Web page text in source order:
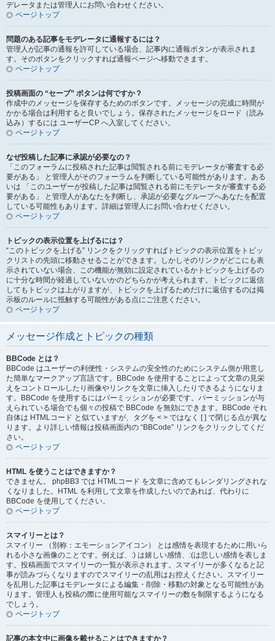
デレータまたは管理人にお問い合わせください。
ページトップ
問題のある記事をモデレータに通報するには？
管理人が記事の通報を許可している場合、記事内に通報ボタンが表示されま
す。そのボタンをクリックすれば通報ページへ移動できます。
ページトップ
投稿画面の “セーブ” ボタンは何ですか？
作成中のメッセージを保存するためのボタンです。メッセージの完成に時間が
かかる場合は利用すると良いでしょう。保存されたメッセージをロード（読み
込み）するには ユーザーCP へ入室してください。
ページトップ
なぜ投稿した記事に承認が必要なの？
「このフォーラムに投稿された記事は閲覧される前にモデレータが審査する必
要がある」 と管理人がそのフォーラムを判断している可能性があります。ある
いは 「このユーザーが投稿した記事は閲覧される前にモデレータが審査する必
要がある」 と管理人があなたを判断し、承認が必要なグループへあなたを配置
している可能性もあります。詳細は管理人にお問い合わせください。
ページトップ
トピックの表示位置を上げるには？
“このトピックを上げる” リンクをクリックすればトピックの表示位置をトピッ
クリストの先頭に移動させることができます。しかしそのリンクがどこにも表
示されていない場合、この機能が無効に設定されているかトピックを上げるの
に十分な時間が経過していないかのどちらかが考えられます。トピックに返信
してもトピックは上がりますが、トピックを上げるためだけに返信するのは掲
示板のルールに抵触する可能性がある点にご注意ください。
ページトップ
メッセージ作成とトピックの種類
BBCode とは？
BBCode はユーザーの利便性・システムの安全性のためにシステム側が用意し
た簡単なマークアップ言語です。BBCode を使用することによって文章の見栄
えをコントロールしたり画像やリンクを文章に挿入したりできるようになりま
す。BBCode を使用するにはパーミッションが必要です。パーミッションが与
えられている場合でも個々の投稿で BBCode を無効にできます。BBCode それ
自体は HTMLコード と似ていますが、タグを < > ではなく [ ] で閉じる点が異な
ります。より詳しい情報は投稿画面内の “BBCode” リンクをクリックしてくだ
さい。
ページトップ
HTML を使うことはできますか？
できません。 phpBB3 では HTMLコード を文章に含めてもレンダリングされな
くなりました。HTML を利用して文章を作成したいのであれば、代わりに
BBCode を使用してください。
ページトップ
スマイリーとは？
スマイリー （別称：エモーションアイコン） とは感情を表現するために用いら
れる小さな画像のことです。例えば、:) は嬉しい感情、:(は悲しい感情を表しま
す。投稿画面でスマイリーの一覧が表示されます。スマイリーが多くなると記
事が読みづらくなりますのでスマイリーの乱用はお控えください。スマイリー
を乱用した記事はモデレータによる編集・削除・移動の対象となる可能性があ
ります。管理人も投稿の際に使用可能なスマイリーの数を制限するようになる
でしょう。
ページトップ
記事の本文中に画像を載せることはできますか？